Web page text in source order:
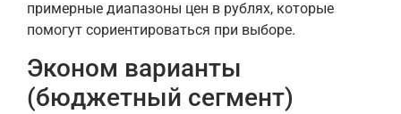
примерные диапазоны цен в рублях, которые
помогут сориентироваться при выборе.
Эконом варианты
(бюджетный сегмент)